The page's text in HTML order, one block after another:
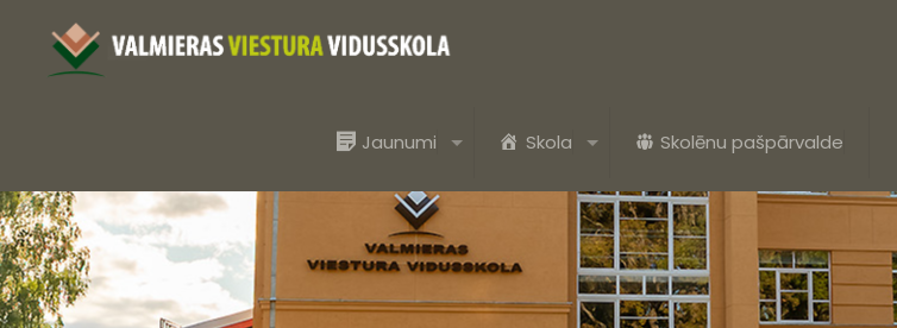
Jaunumi Skola Skolēnu pašpārvalde